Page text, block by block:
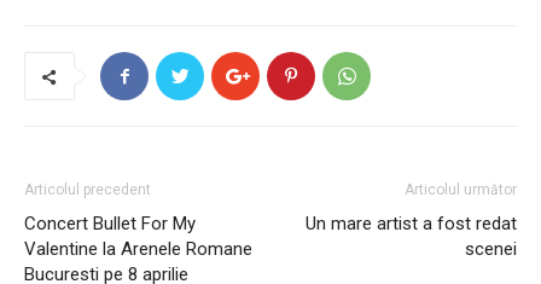
Articolul precedent
Concert Bullet For My
Valentine la Arenele Romane
Bucuresti pe 8 aprilie
Articolul următor
Un mare artist a fost redat
scenei